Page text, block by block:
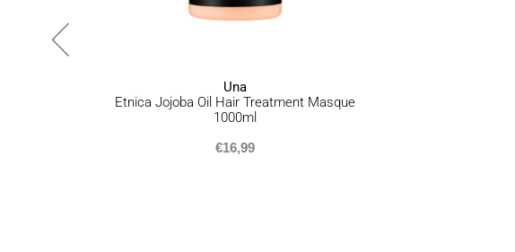
Una
Etnica Jojoba Oil Hair Treatment Masque
1000ml
€16,99